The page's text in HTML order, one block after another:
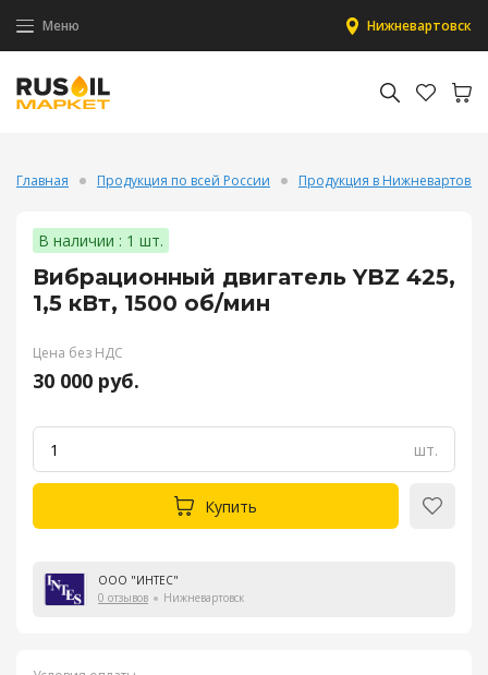
Меню Нижневартовск
Главная Продукция по всей России Продукция в
В наличии : 1 шт.
Вибрационный двигатель YBZ 425,
1,5 кВт, 1500 об/мин
Цена без НДС
30 000 руб.
шт.
Купить
ООО "ИНТЕС"
0 отзывов
Нижневартовск